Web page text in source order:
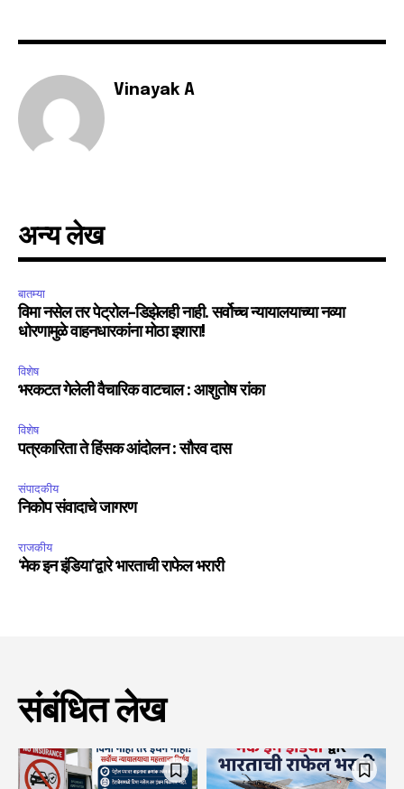
I've read and accept the Privacy Policy
Vinayak A
अन्य लेख
बातम्या
विमा नसेल तर पेट्रोल-डिझेलही नाही. सर्वोच्च न्यायालयाच्या नव्या
धोरणामुळे वाहनधारकांना मोठा इशारा!
विशेष
भरकटत गेलेली वैचारिक वाटचाल : आशुतोष रांका
विशेष
पत्रकारिता ते हिंसक आंदोलन : सौरव दास
संपादकीय
निकोप संवादाचे जागरण
राजकीय
‘मेक इन इंडिया’द्वारे भारताची राफेल भरारी
संबंधित लेख